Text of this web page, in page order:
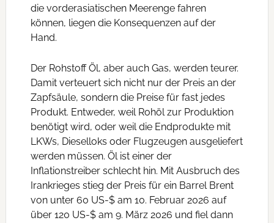
die vorderasiatischen Meerenge fahren
können, liegen die Konsequenzen auf der
Hand.
Der Rohstoff Öl, aber auch Gas, werden teurer.
Damit verteuert sich nicht nur der Preis an der
Zapfsäule, sondern die Preise für fast jedes
Produkt. Entweder, weil Rohöl zur Produktion
benötigt wird, oder weil die Endprodukte mit
LKWs, Dieselloks oder Flugzeugen ausgeliefert
werden müssen. Öl ist einer der
Inflationstreiber schlecht hin. Mit Ausbruch des
Irankrieges stieg der Preis für ein Barrel Brent
von unter 60 US-$ am 10. Februar 2026 auf
über 120 US-$ am 9. März 2026 und fiel dann